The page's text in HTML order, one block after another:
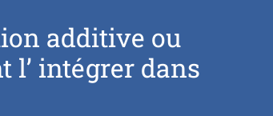
additive ou
l’ intégrer dans